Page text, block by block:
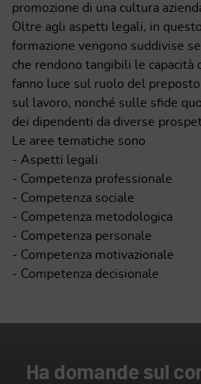
promozione di una cultura
Oltre agli aspetti legali, in
formazione vengono suddivise
che rendono tangibili le capacità
fanno luce sul ruolo del
sul lavoro, nonché sulle sfide
dei dipendenti da diverse
Le aree tematiche sono
- Aspetti legali
- Competenza professionale
- Competenza sociale
- Competenza metodologica
- Competenza personale
- Competenza motivazionale
- Competenza decisionale
Ha domande sul